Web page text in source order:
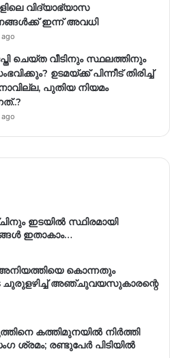
വിദ്യാഭ്യാസ
ഇന്ന് അവധി
ചെയ്ത വീടിനും സ്ഥലത്തിനും
ഉടമയ്ക്ക് പിന്നീട് തിരിച്ച്
പുതിയ നിയമം
ഇടയിൽ സ്ഥിരമായി
ഇതാകാം…
കൊന്നതും
ചുരുളഴിച്ച് അഞ്ചുവയസുകാരന്റെ
കത്തിമുനയിൽ നിർത്തി
ശ്രമം; രണ്ടുപേർ പിടിയിൽ